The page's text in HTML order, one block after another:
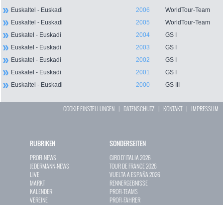
Euskaltel - Euskadi 2006
WorldTour-Team
Euskaltel - Euskadi
2005
WorldTour-Team
Euskatel - Euskadi
2004
GS I
Euskatel - Euskadi
2003
GS I
Euskatel - Euskadi
2002
GS I
Euskatel - Euskadi
2001
GS I
Euskaltel - Euskadi
2000 GS III
COOKIE EINSTELLUNGEN | DATENSCHUTZ | KONTAKT| IMPRESSUM
RUBRIKEN
PROFI-NEWS
JEDERMANN-NEWS
LIVE
MARKT
KALENDER
VEREINE
SONDERSEITEN
GIRO D`ITALIA 2026
TOUR DE FRANCE 2026
VUELTA A ESPAÑA 2026
RENNERGEBNISSE
PROFI-TEAMS
PROFI-FAHRER